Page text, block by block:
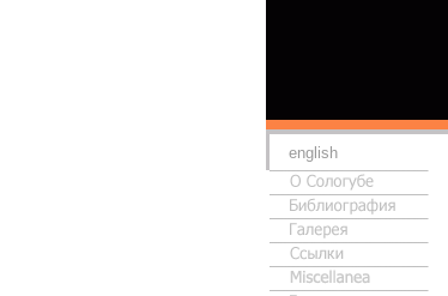
english